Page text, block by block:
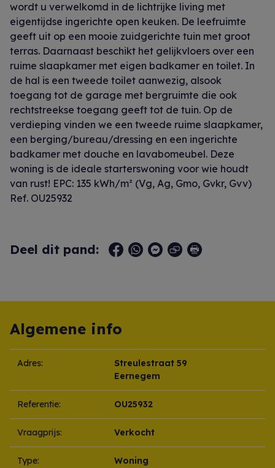
wordt u verwelkomd in de lichtrijke living met
eigentijdse ingerichte open keuken. De leefruimte
geeft uit op een mooie zuidgerichte tuin met groot
terras. Daarnaast beschikt het gelijkvloers over een
ruime slaapkamer met eigen badkamer en toilet. In
de hal is een tweede toilet aanwezig, alsook
toegang tot de garage met bergruimte die ook
rechtstreekse toegang geeft tot de tuin. Op de
verdieping vinden we een tweede ruime slaapkamer,
een berging/bureau/dressing en een ingerichte
badkamer met douche en lavabomeubel. Deze
woning is de ideale starterswoning voor wie houdt
van rust! EPC: 135 kWh/m² (Vg, Ag, Gmo, Gvkr, Gvv)
Ref. OU25932
Deel dit pand:
Algemene info
Adres:
Streulestraat 59
Eernegem
Referentie: OU25932
Vraagprijs: Verkocht
Type: Woning